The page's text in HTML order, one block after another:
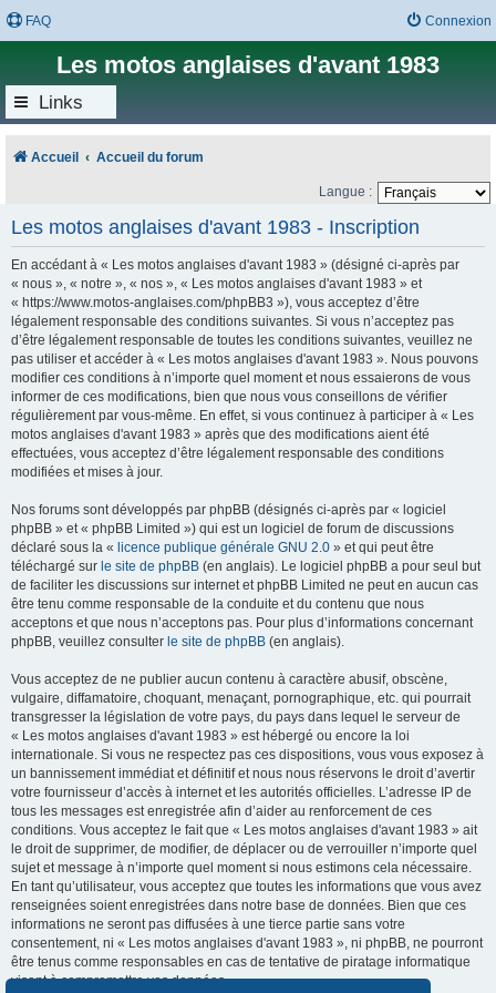
FAQ Connexion
Les motos anglaises d'avant 1983
Links
Accueil Accueil du forum
Langue :
Les motos anglaises d'avant 1983 - Inscription
En accédant à « Les motos anglaises d'avant 1983 » (désigné ci-après par
« nous », « notre », « nos », « Les motos anglaises d'avant 1983 » et
« https://www.motos-anglaises.com/phpBB3 »), vous acceptez d’être
légalement responsable des conditions suivantes. Si vous n’acceptez pas
d’être légalement responsable de toutes les conditions suivantes, veuillez ne
pas utiliser et accéder à « Les motos anglaises d'avant 1983 ». Nous pouvons
modifier ces conditions à n’importe quel moment et nous essaierons de vous
informer de ces modifications, bien que nous vous conseillons de vérifier
régulièrement par vous-même. En effet, si vous continuez à participer à « Les
motos anglaises d'avant 1983 » après que des modifications aient été
effectuées, vous acceptez d’être légalement responsable des conditions
modifiées et mises à jour.
Nos forums sont développés par phpBB (désignés ci-après par « logiciel
phpBB » et « phpBB Limited ») qui est un logiciel de forum de discussions
déclaré sous la « licence publique générale GNU 2.0 » et qui peut être
téléchargé sur le site de phpBB (en anglais). Le logiciel phpBB a pour seul but
de faciliter les discussions sur internet et phpBB Limited ne peut en aucun cas
être tenu comme responsable de la conduite et du contenu que nous
acceptons et que nous n’acceptons pas. Pour plus d’informations concernant
phpBB, veuillez consulter le site de phpBB (en anglais).
Vous acceptez de ne publier aucun contenu à caractère abusif, obscène,
vulgaire, diffamatoire, choquant, menaçant, pornographique, etc. qui pourrait
transgresser la législation de votre pays, du pays dans lequel le serveur de
« Les motos anglaises d'avant 1983 » est hébergé ou encore la loi
internationale. Si vous ne respectez pas ces dispositions, vous vous exposez à
un bannissement immédiat et définitif et nous nous réservons le droit d’avertir
votre fournisseur d’accès à internet et les autorités officielles. L’adresse IP de
tous les messages est enregistrée afin d’aider au renforcement de ces
conditions. Vous acceptez le fait que « Les motos anglaises d'avant 1983 » ait
le droit de supprimer, de modifier, de déplacer ou de verrouiller n’importe quel
sujet et message à n’importe quel moment si nous estimons cela nécessaire.
En tant qu’utilisateur, vous acceptez que toutes les informations que vous avez
renseignées soient enregistrées dans notre base de données. Bien que ces
informations ne seront pas diffusées à une tierce partie sans votre
consentement, ni « Les motos anglaises d'avant 1983 », ni phpBB, ne pourront
être tenus comme responsables en cas de tentative de piratage informatique
visant à compromettre vos données.